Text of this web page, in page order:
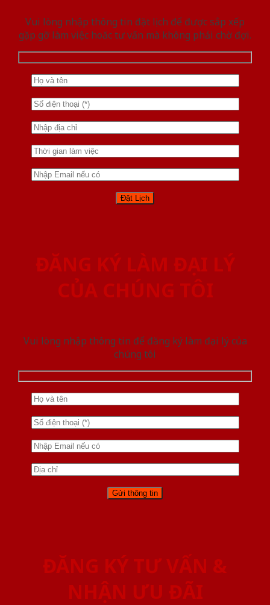
Vui lòng nhập thông tin đặt lịch để được sắp xếp
gặp gỡ làm việc hoăc tư vấn mà không phải chờ đợi.
ĐĂNG KÝ LÀM ĐẠI LÝ
CỦA CHÚNG TÔI
Vui lòng nhập thông tin để đăng ký làm đại lý của
chúng tôi
ĐĂNG KÝ TƯ VẤN &
NHẬN ƯU ĐÃI